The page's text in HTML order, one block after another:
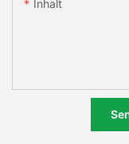
Inhalt